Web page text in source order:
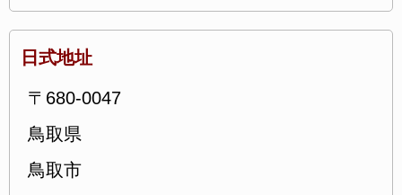
日式地址
〒680-0047
鳥取県
鳥取市